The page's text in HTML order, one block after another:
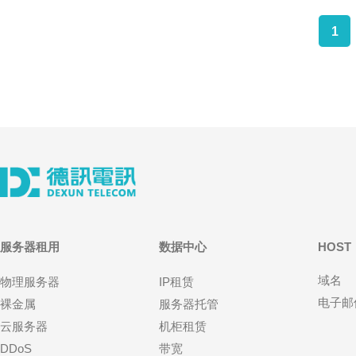
1
服务器租用
物理服务器
裸金属
云服务器
DDoS
数据中心
IP租赁
服务器托管
机柜租赁
带宽
HOST
域名
电子